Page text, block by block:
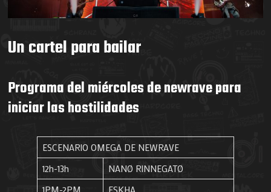
Un cartel para bailar
Programa del miércoles de newrave para
iniciar las hostilidades
ESCENARIO OMEGA DE NEWRAVE
12h-13h
NANØ RINNEGATØ
1PM-2PM
ESKHA